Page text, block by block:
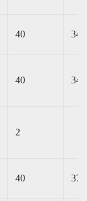
40
40
2
40